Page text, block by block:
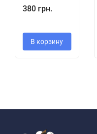
380 грн.
В корзину